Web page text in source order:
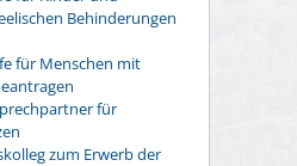
Behinderungen
für Menschen mit
für
zum Erwerb der